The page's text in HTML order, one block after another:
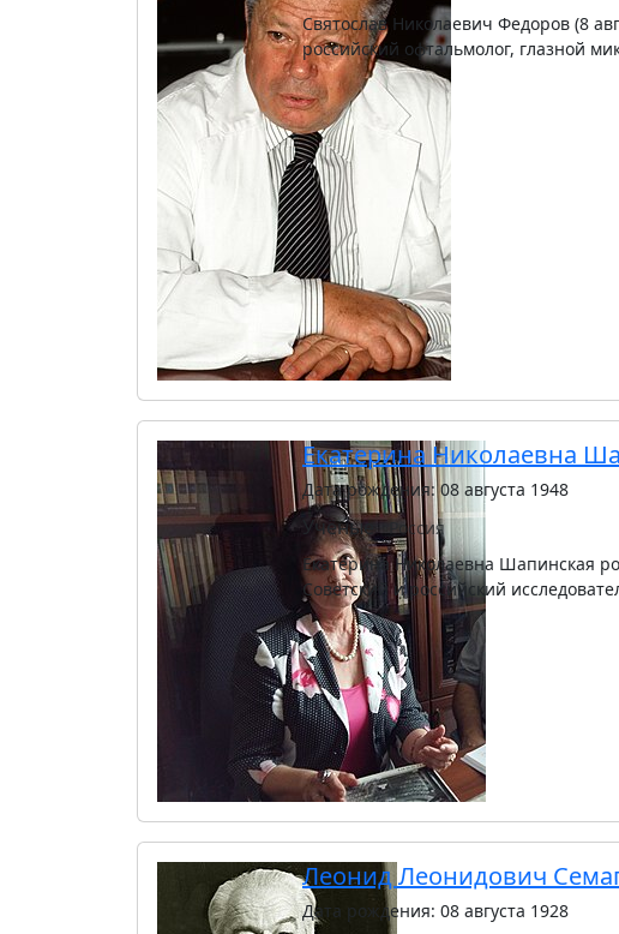
Святослав Николаевич Федоров (8
российский офтальмолог, глазной
Екатерина Николаевна
Дата рождения: 08 августа 1948
Учёные
Россия
Екатерина Николаевна Шапинская
Советский и российский
Леонид Леонидович
Дата рождения: 08 августа 1928